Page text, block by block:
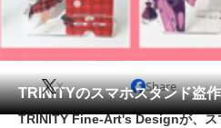
住まい 教
会員記事
TRINITYのスマホスタンド盗
X Share
TRINITY Fine-Art's Designが、ス